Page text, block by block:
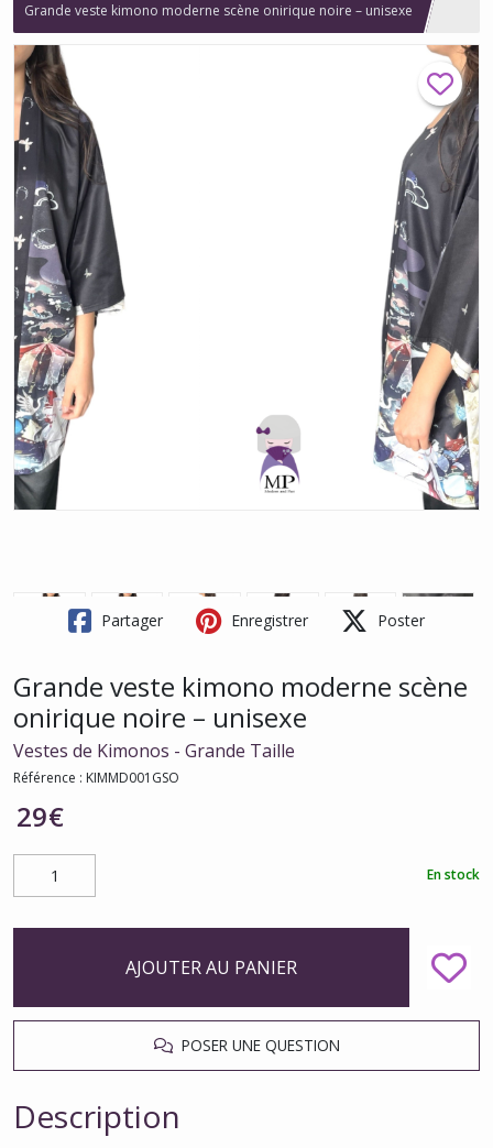
Grande veste kimono moderne scène onirique noire – unisexe
Partager Enregistrer Poster
Grande veste kimono moderne scène
onirique noire – unisexe
Vestes de Kimonos - Grande Taille
Référence : KIMMD001GSO
29€
En stock
AJOUTER AU PANIER
POSER UNE QUESTION
Description